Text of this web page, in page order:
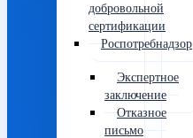
добровольной
сертификации
Роспотребнадзор
Экспертное
заключение
Отказное
письмо